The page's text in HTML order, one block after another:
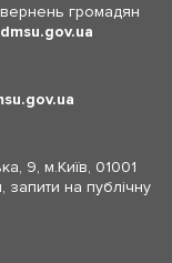
громадян
dmsu.gov.ua
9, м.Київ, 01001
запити на публічну